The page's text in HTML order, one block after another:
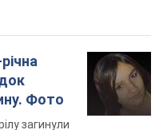
Фото
загинули